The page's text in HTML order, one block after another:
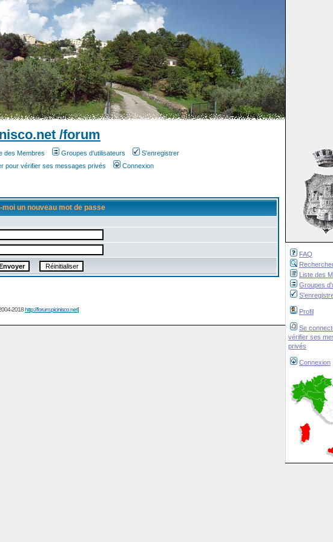
FAQ
Liste des
Groupes
Profil
Se
vérifier ses
privés
Connexion
/forum
des Membres Groupes d'utilisateurs
S'enregistrer
pour vérifier ses messages privés Connexion
moi un nouveau mot de passe
2018http://forum.picinisco.net]